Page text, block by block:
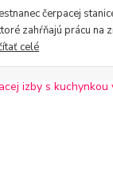
čerpacej
zahŕňajú prácu na
celé